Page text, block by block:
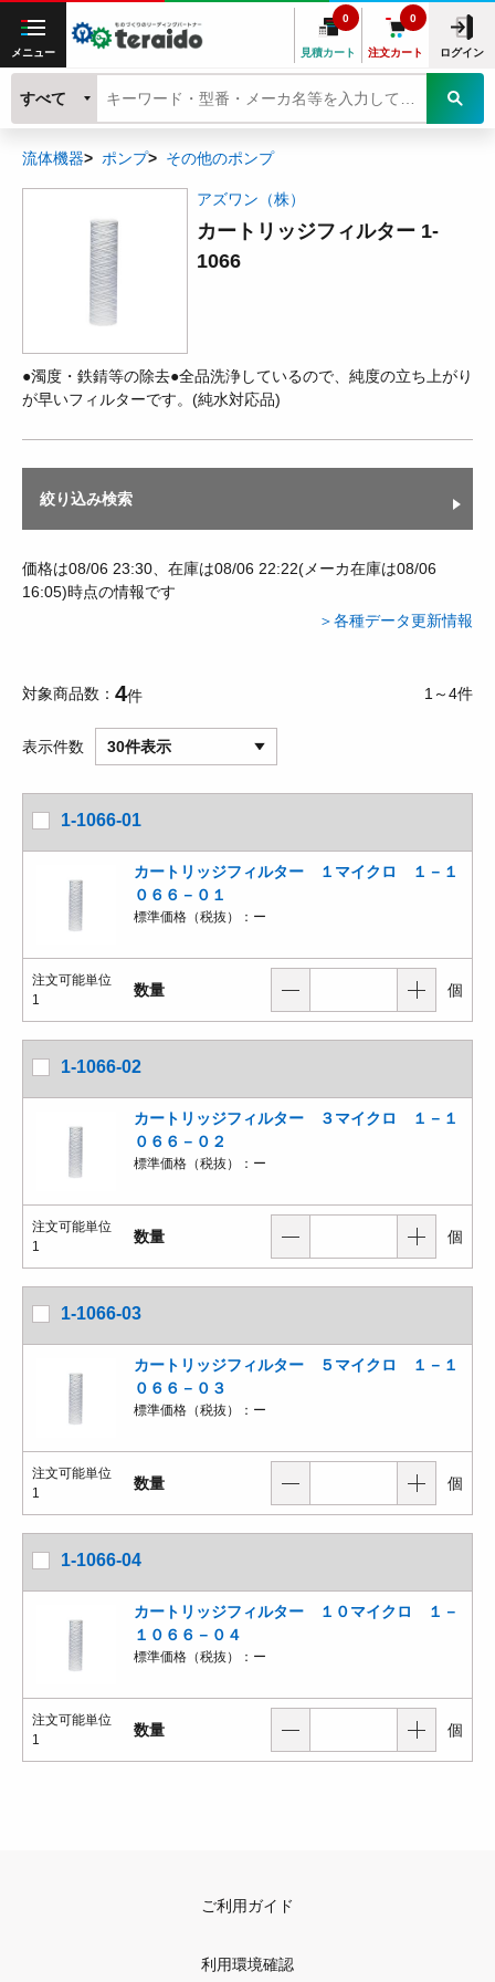
メニュー 見積カート
0
注文カート
0
ログイン
すべて
流体機器 ポンプ その他のポンプ
アズワン（株）
カートリッジフィルター 1-
1066
●濁度・鉄錆等の除去●全品洗浄しているので、純度の立ち上がり
が早いフィルターです。(純水対応品)
絞り込み検索
価格は08/06 23:30、在庫は08/06 22:22(メーカ在庫は08/06
16:05)時点の情報です
＞各種データ更新情報
対象商品数 4件 1～4件
表示件数 30件表示
1-1066-01
カートリッジフィルター １マイクロ １－１
０６６－０１
標準価格（税抜）： ー
注文可能単位
1
数量 個
1-1066-02
カートリッジフィルター ３マイクロ １－１
０６６－０２
標準価格（税抜）： ー
注文可能単位
1
数量 個
1-1066-03
カートリッジフィルター ５マイクロ １－１
０６６－０３
標準価格（税抜）： ー
注文可能単位
1
数量 個
1-1066-04
カートリッジフィルター １０マイクロ １－
１０６６－０４
標準価格（税抜）： ー
注文可能単位
1
数量 個
ご利用ガイド
利用環境確認